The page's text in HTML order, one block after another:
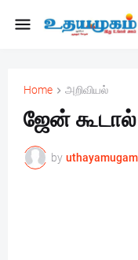
Home அறிவியல்
ஜேன்
by uthayamugam